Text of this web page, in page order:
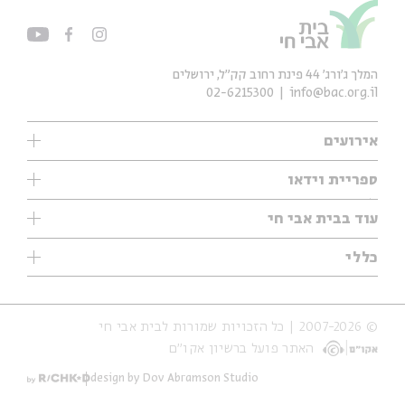
אירועים
עיון
אנגלית
נוער
סדרות
אירועי עבר
אירועים בירושלים
ספריית וידאו
ילדים
מוזיקה
עיון
מיוחדים
עוד בבית אבי חי
תערוכות
מיוחדים
כללי
אודות
הצהרת נגישות
תנאי שימוש והצהרת פרטיות
המלך ג'ורג' 44 פינת רחוב קק״ל, ירושלים
info@bac.org.il
02-6215300
© 2007-2026 | כל הזכויות שמורות לבית אבי חי
האתר פועל ברשיון אקו״ם
design by Dov Abramson Studio